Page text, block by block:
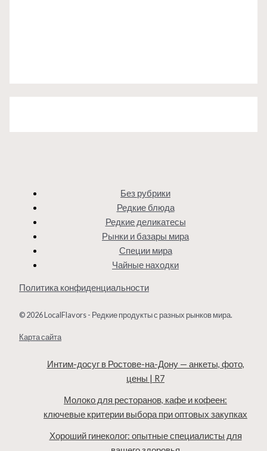
Без рубрики
Редкие блюда
Редкие деликатесы
Рынки и базары мира
Специи мира
Чайные находки
Политика конфиденциальности
© 2026 LocalFlavors - Редкие продукты с разных рынков мира.
Карта сайта
Интим-досуг в Ростове-на-Дону — анкеты, фото,
цены | R7
Молоко для ресторанов, кафе и кофеен:
ключевые критерии выбора при оптовых закупках
Хороший гинеколог: опытные специалисты для